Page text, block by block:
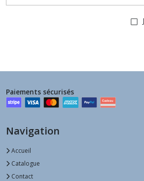
Paiements sécurisés
Navigation
Accueil
Catalogue
Contact